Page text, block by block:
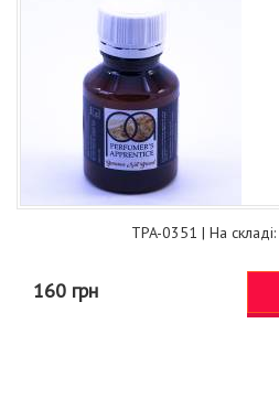
TPA-0351 | На складі:
160 грн